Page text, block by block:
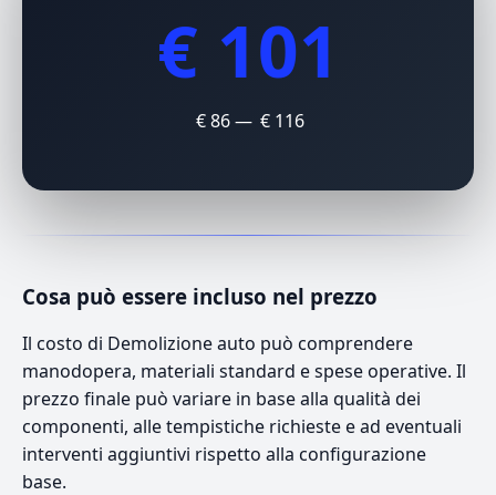
€ 101
€ 86 — € 116
Cosa può essere incluso nel prezzo
Il costo di Demolizione auto può comprendere
manodopera, materiali standard e spese operative. Il
prezzo finale può variare in base alla qualità dei
componenti, alle tempistiche richieste e ad eventuali
interventi aggiuntivi rispetto alla configurazione
base.